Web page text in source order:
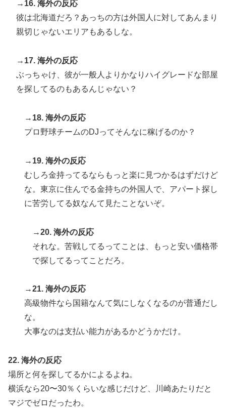
→16. 海外の反応
彼は北海道だろ？あっちの方は外国人に対してあんまり
親切じゃないエリアもあるしな。
→17. 海外の反応
ぶっちゃけ、彼が一般人よりかなりハイグレードな部屋
を探してるのもあるんじゃない？
→18. 海外の反応
プロ野球チームのDJってそんなに稼げるのか？
→19. 海外の反応
むしろ金持ってるならもっと楽に見つかるはずだけど
な。東京に住んでる金持ちの外国人で、アパート探し
に苦労してる奴なんて見たことないぞ。
→20. 海外の反応
それな。苦戦してるってことは、もっと安い価格帯
で探してるってことだろ。
→21. 海外の反応
高級物件なら国籍なんて気にしなくなるのが普通だし
な。
大事なのは支払い能力があるかどうかだけ。
22. 海外の反応
場所と何を探してるかによるよね。
横浜なら20〜30％くらいな感じだけど、川崎あたりだと
マジでゼロだったわ。